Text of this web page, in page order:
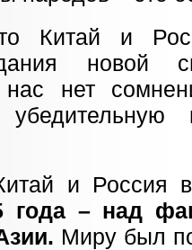
Китай и
новой
нет
и Россия
года – над
Миру был